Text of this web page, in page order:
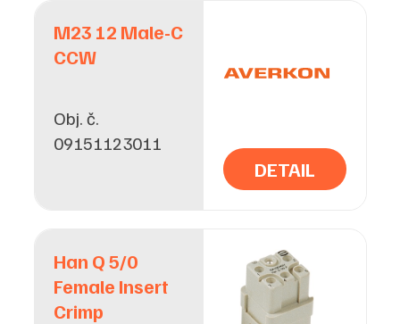
M23 12 Male-C
CCW
Obj. č.
09151123011
DETAIL
Han Q 5/0
Female Insert
Crimp